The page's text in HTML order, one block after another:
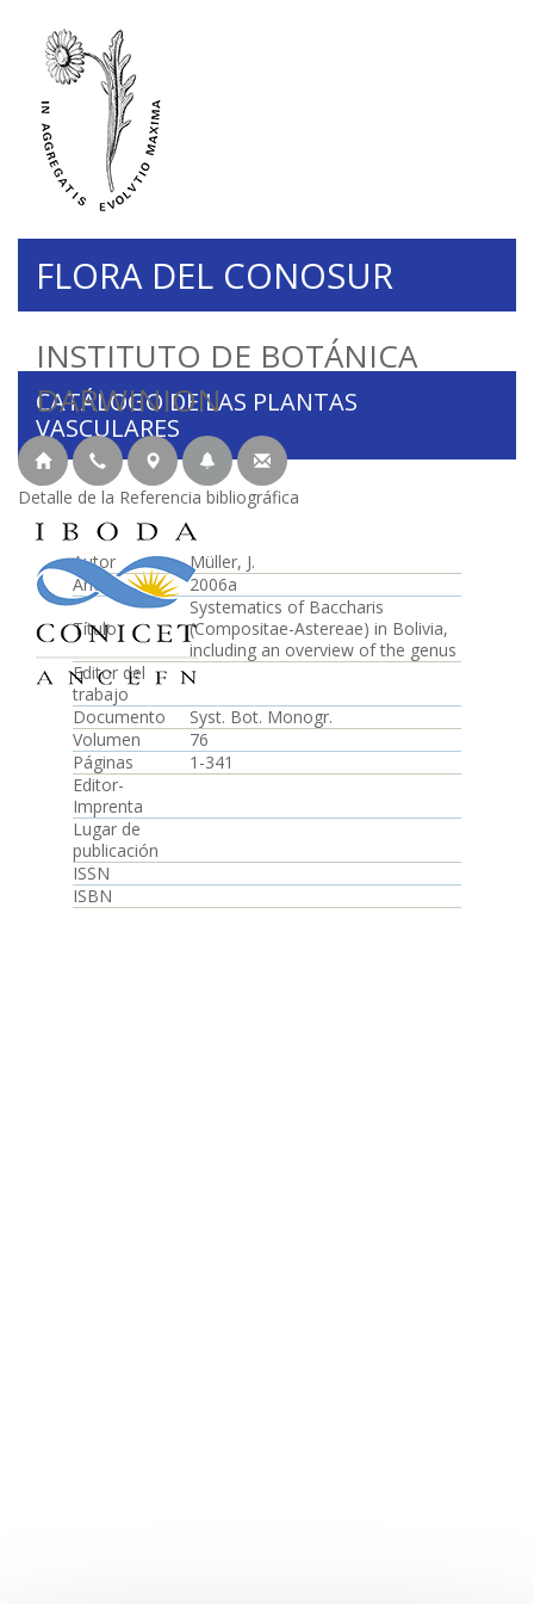
INSTITUTO DE BOTÁNICA
DARWINION
FLORA DEL CONOSUR
CATÁLOGO DE LAS PLANTAS
VASCULARES
Detalle de la Referencia bibliográfica
Autor
Müller, J.
Año
2006a
Título
Systematics of Baccharis
(Compositae-Astereae) in Bolivia,
including an overview of the genus
Editor del
trabajo
Documento
Syst. Bot. Monogr.
Volumen
76
Páginas
1-341
Editor-
Imprenta
Lugar de
publicación
ISSN
ISBN